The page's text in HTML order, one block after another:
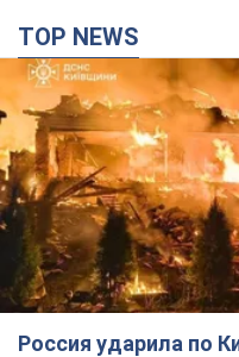
TOP NEWS
Россия ударила по